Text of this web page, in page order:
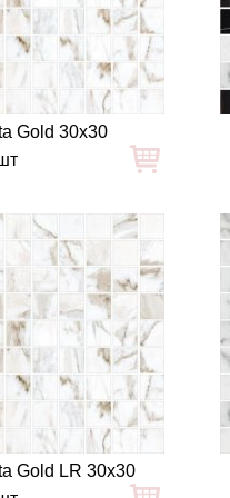
Gold 30x30
Gold LR 30x30